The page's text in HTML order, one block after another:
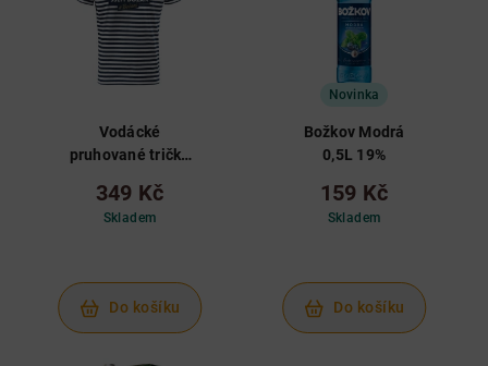
Vodácké
pruhované tričko
349 Kč
Skladem
Do košíku
Novinka
Božkov Modrá
0,5L 19%
159 Kč
Skladem
Do košíku